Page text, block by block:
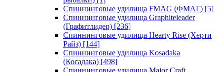
Спиннинговые удилища FMAG (ФМАГ) [5]
Спиннинговые удилища Graphiteleader
(Графитлидер) [236]
Спиннинговые удилища Hearty Rise (Херти
Райз) [144]
Спиннинговые удилища Kosadaka
(Косадака) [498]